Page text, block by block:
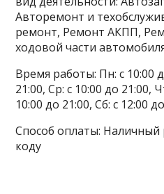
Авторемонт и
ремонт, Ремонт АКПП,
ходовой части
Время работы: Пн: с 10:00
21:00, Ср: с 10:00 до 21:00,
10:00 до 21:00, Сб: с 12:00
Способ оплаты: Наличный
коду